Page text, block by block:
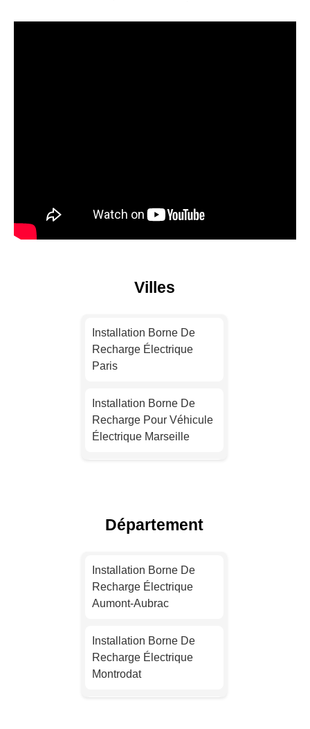
Villes
Installation Borne De
Recharge Électrique
Paris
Installation Borne De
Recharge Pour Véhicule
Électrique Marseille
Toulouse
Électrique Nice
Département
Installation Borne De
Recharge Électrique
Aumont-Aubrac
Installation Borne De
Recharge Électrique
Montrodat